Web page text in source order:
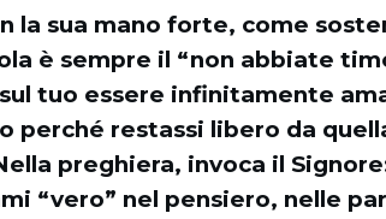
la sua mano forte, come
è sempre il “non abbiate
tuo essere infinitamente
perché restassi libero da
preghiera, invoca il
“vero” nel pensiero, nelle